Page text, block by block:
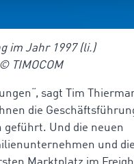
im Jahr 1997 (li.)
TIMOCOM
sagt Tim
die
geführt. Und die neuen
und